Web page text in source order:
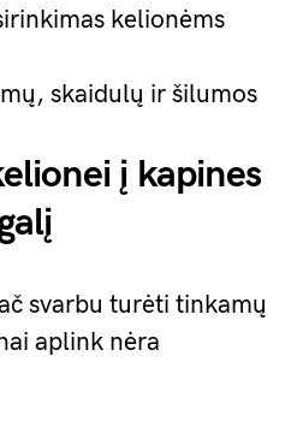
kelionėms
skaidulų ir šilumos
į kapines
svarbu turėti tinkamų
aplink nėra